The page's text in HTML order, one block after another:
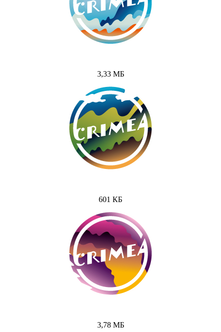
3,33 МБ
601 КБ
3,78 МБ